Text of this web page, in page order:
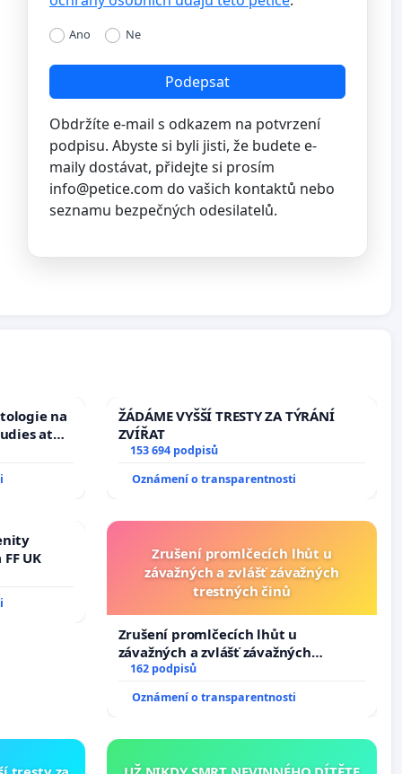
Ano Ne
Podepsat
Obdržíte e-mail s odkazem na potvrzení
podpisu. Abyste si byli jisti, že budete e-
maily dostávat, přidejte si prosím
info@petice.com do vašich kontaktů nebo
seznamu bezpečných odesilatelů.
na
at
ŽÁDÁME VYŠŠÍ TRESTY ZA TÝRÁNÍ
ZVÍŘAT
153 694 podpisů
Oznámení o transparentnosti
UK
Zrušení promlčecích lhůt u
závažných a zvlášť závažných
trestných činů
Zrušení promlčecích lhůt u
závažných a zvlášť závažných
trestných činů
162 podpisů
Oznámení o transparentnosti